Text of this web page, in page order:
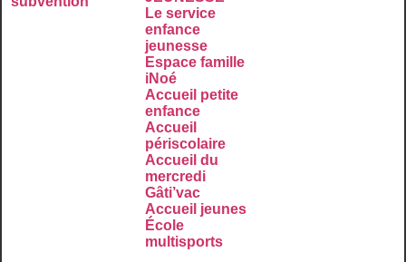
Le service
enfance
jeunesse
Espace famille
iNoé
Accueil petite
enfance
Accueil
périscolaire
Accueil du
mercredi
Gâti’vac
Accueil jeunes
École
multisports